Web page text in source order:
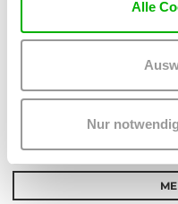
Alle
Nur
PLATZKONZERTE 2026
Di 11.8.2026 - Do 27.8.2026